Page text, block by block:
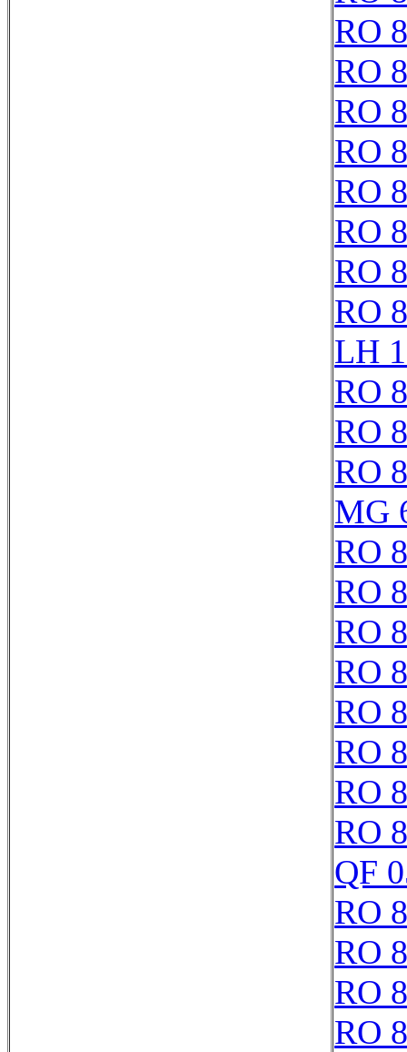
RO
RO
RO
RO
RO
RO
RO
RO
LH
RO
RO
RO
MG
RO
RO
RO
RO
RO
RO
RO
RO
QF
RO
RO
RO
RO